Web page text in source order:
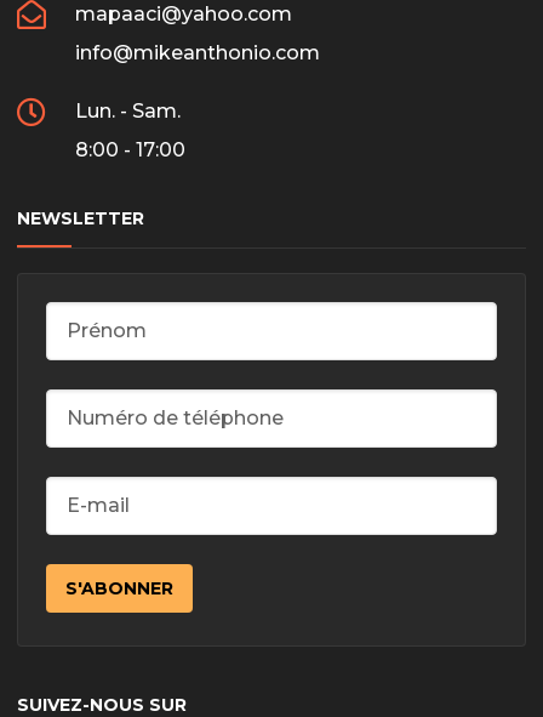
mapaaci@yahoo.com
info@mikeanthonio.com
Lun. - Sam.
8:00 - 17:00
NEWSLETTER
SUIVEZ-NOUS SUR